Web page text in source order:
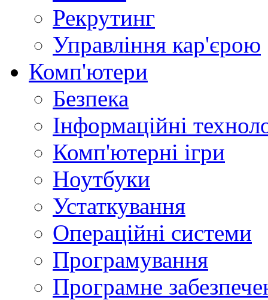
Рекрутинг
Управління кар'єрою
Комп'ютери
Безпека
Інформаційні
Комп'ютерні ігри
Ноутбуки
Устаткування
Операційні системи
Програмування
Програмне